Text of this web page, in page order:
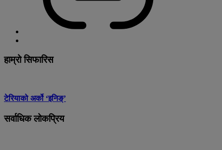
हाम्रो सिफारिस
टेरियाको अर्को ‘इनिङ्’
सर्वाधिक लोकप्रिय